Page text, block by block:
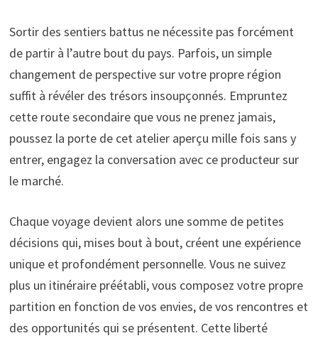
Sortir des sentiers battus ne nécessite pas forcément
de partir à l’autre bout du pays. Parfois, un simple
changement de perspective sur votre propre région
suffit à révéler des trésors insoupçonnés. Empruntez
cette route secondaire que vous ne prenez jamais,
poussez la porte de cet atelier aperçu mille fois sans y
entrer, engagez la conversation avec ce producteur sur
le marché.
Chaque voyage devient alors une somme de petites
décisions qui, mises bout à bout, créent une expérience
unique et profondément personnelle. Vous ne suivez
plus un itinéraire préétabli, vous composez votre propre
partition en fonction de vos envies, de vos rencontres et
des opportunités qui se présentent. Cette liberté